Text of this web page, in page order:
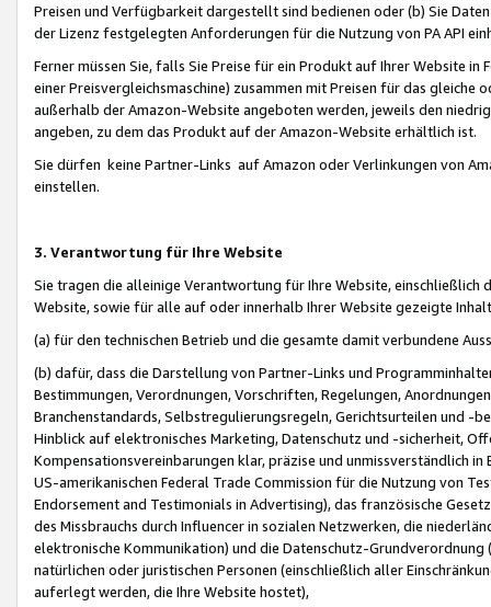
Preisen und Verfügbarkeit dargestellt sind bedienen oder (b) Sie
der Lizenz festgelegten Anforderungen für die Nutzung von PA API
Ferner müssen Sie, falls Sie Preise für ein Produkt auf Ihrer Website
einer Preisvergleichsmaschine) zusammen mit Preisen für das
außerhalb der Amazon-Website angeboten werden, jeweils den
angeben, zu dem das Produkt auf der Amazon-Website erhältlich ist.
Sie dürfen keine Partner-Links auf Amazon oder Verlinkungen von
einstellen.
3. Verantwortung für Ihre Website
Sie tragen die alleinige Verantwortung für Ihre Website,
Website, sowie für alle auf oder innerhalb Ihrer Website gezeigte
(a) für den technischen Betrieb und die gesamte damit verbundene
(b) dafür, dass die Darstellung von Partner-Links und
Bestimmungen, Verordnungen, Vorschriften, Regelungen,
Branchenstandards, Selbstregulierungsregeln, Gerichtsurteilen und -
Hinblick auf elektronisches Marketing, Datenschutz und -sicherheit,
Kompensationsvereinbarungen klar, präzise und unmissverständlich
US-amerikanischen Federal Trade Commission für die Nutzung von
Endorsement and Testimonials in Advertising), das französische
des Missbrauchs durch Influencer in sozialen Netzwerken, die
elektronische Kommunikation) und die Datenschutz-
natürlichen oder juristischen Personen (einschließlich aller
auferlegt werden, die Ihre Website hostet),